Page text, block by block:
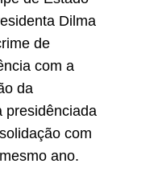
Dilma
de
com a
da
presidênciada
com
ano.